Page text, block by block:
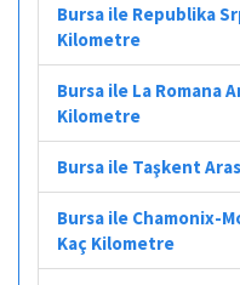
Bursa ile Republika
Kilometre
Bursa ile La Romana
Kilometre
Bursa ile Taşkent
Bursa ile Chamonix-
Kaç Kilometre